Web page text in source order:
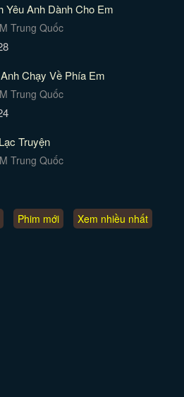
Yêu Anh Dành Cho Em
Trung Quốc
Chạy Về Phía Em
Trung Quốc
Truyện
Trung Quốc
Phim mới Xem nhiều nhất